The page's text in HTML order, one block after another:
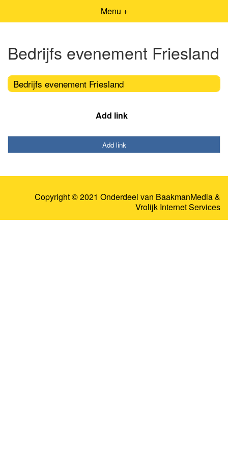
Menu +
Bedrijfs evenement Friesland
Bedrijfs evenement Friesland
Add link
Add link
Copyright © 2021 Onderdeel van BaakmanMedia&
Vrolijk Internet Services